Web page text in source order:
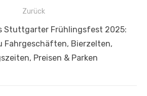
Zurück
Stuttgarter Frühlingsfest 2025:
Fahrgeschäften, Bierzelten,
Preisen & Parken